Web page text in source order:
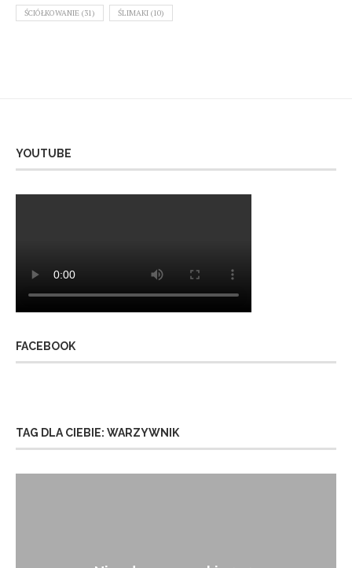
ŚCIÓŁKOWANIE (31) ŚLIMAKI (10)
YOUTUBE
FACEBOOK
TAG DLA CIEBIE: WARZYWNIK